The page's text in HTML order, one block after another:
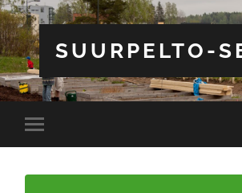
SUURPELTO-
Toggle
mobile